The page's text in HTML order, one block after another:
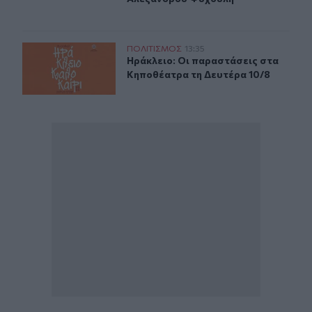
Ηράκλειο: Οι παραστάσεις στα Κηποθέατρα τη
ΠΟΛΙΤΙΣΜΟΣ 13:35
Ηράκλειο: Οι παραστάσεις στα
Ηράκλειο: Οι παραστάσεις στα
Κηποθέατρα τη Δευτέρα 10/8